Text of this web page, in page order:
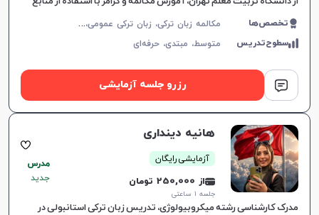
معتبر.تخصص‌ها م
کالمه زبان ترکی، زبان ترکی عمومی، زبان ترکی کودکان
سطوح‌تدریس متوسط، مبتدی،حرفه‌ای
رزرو جلسه آزمایشی
هانیه دینداری
آزمایشی رایگان
از 250,000 تومان
جلسه ۱ ساعتی
مدرس
جدید
مدرک کارشناسی رشته میکروبیولوژی، تدریس زبان ترکی استانبولی در